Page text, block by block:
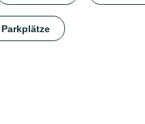
Parkplätze